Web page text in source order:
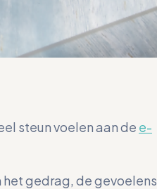
steun voelen aan de e-
gedrag, de gevoelens